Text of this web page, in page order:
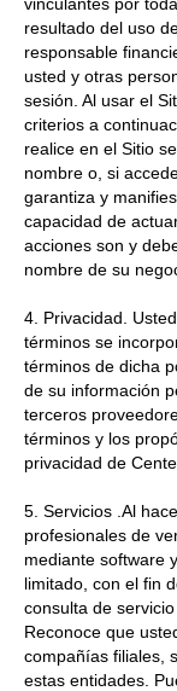
resultado del uso
responsable
usted y otras
sesión. Al usar el
criterios a
realice en el Sitio
nombre o, si
garantiza y
capacidad de
acciones son y
nombre de su
4. Privacidad.
términos se
términos de dicha
de su información
terceros
términos y los
privacidad de
5. Servicios .Al
profesionales de
mediante software
limitado, con el fin
consulta de servicio
Reconoce que
compañías filiales,
estas entidades.